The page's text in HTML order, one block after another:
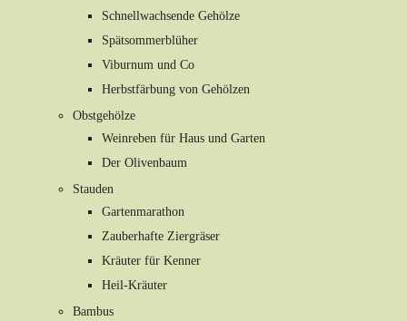
Schnellwachsende Gehölze
Spätsommerblüher
Viburnum und Co
Herbstfärbung von Gehölzen
Obstgehölze
Weinreben für Haus und Garten
Der Olivenbaum
Stauden
Gartenmarathon
Zauberhafte Ziergräser
Kräuter für Kenner
Heil-Kräuter
Bambus